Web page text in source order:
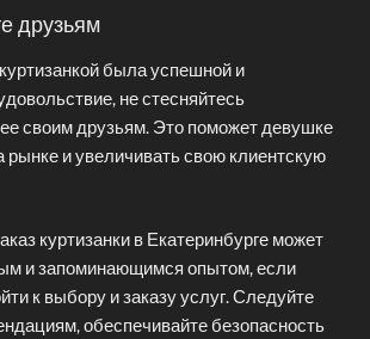
друзьям
была успешной и
не стесняйтесь
своим друзьям. Это поможет девушке
рынке и увеличивать свою клиентскую
куртизанки в Екатеринбурге может
и запоминающимся опытом, если
к выбору и заказу услуг. Следуйте
обеспечивайте безопасность